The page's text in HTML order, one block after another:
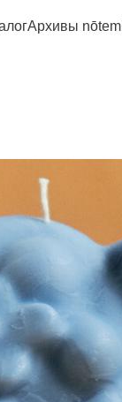
Архивы nōtem